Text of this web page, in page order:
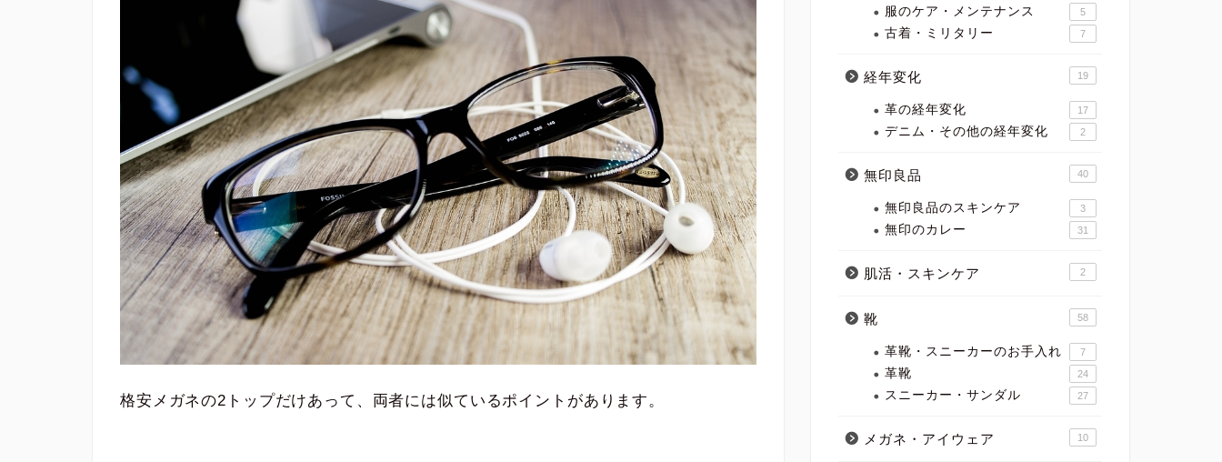
格安メガネの2トップだけあって、両者には似ているポイントがあります。
服のケア・メンテナンス 5
古着・ミリタリー 7
経年変化 19
革の経年変化 17
デニム・その他の経年変化 2
無印良品 40
無印良品のスキンケア 3
無印のカレー 31
肌活・スキンケア 2
靴 58
革靴・スニーカーのお手入れ 7
革靴 24
スニーカー・サンダル 27
メガネ・アイウェア 10